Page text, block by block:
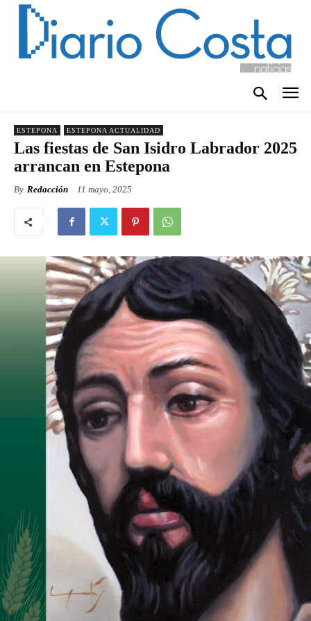
ESTEPONA ESTEPONA ACTUALIDAD
Las fiestas de San Isidro Labrador 2025
arrancan en Estepona
By Redacción 11 mayo, 2025